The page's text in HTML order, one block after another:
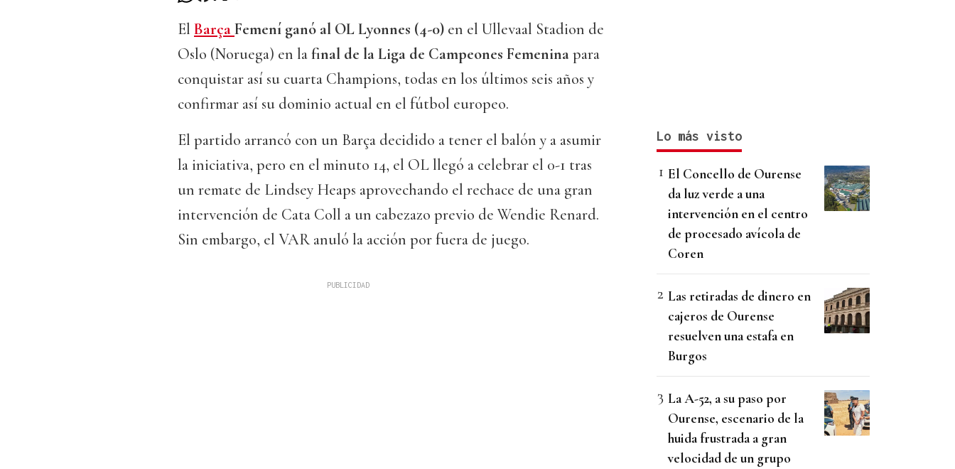
El BarçaFemení ganó al OL Lyonnes (4-0) en el Ullevaal Stadion de
Oslo (Noruega) en lafinal de la Liga de Campeones Femeninapara
conquistar así su cuarta Champions, todas en los últimos seis años y
confirmar así su dominio actual en el fútbol europeo.
El partido arrancó con un Barça decidido a tener el balón y a asumir
la iniciativa, pero en el minuto 14, el OL llegó a celebrar el 0-1 tras
un remate de Lindsey Heaps aprovechando el rechace de una gran
intervención de Cata Coll a un cabezazo previo de Wendie Renard.
Sin embargo, el VAR anuló la acción por fuera de juego.
Lo más visto
El Concello de Ourense
da luz verde a una
intervención en el centro
de procesado avícola de
Coren
Las retiradas de dinero en
cajeros de Ourense
resuelven una estafa en
Burgos
La A-52, a su paso por
Ourense, escenario de la
huida frustrada a gran
velocidad de un grupo